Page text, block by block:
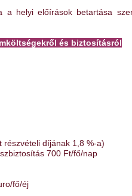
a helyi előírások betartása
és biztosításról
díjának 1,8 %-a)
700 Ft/fő/nap
fő/éj